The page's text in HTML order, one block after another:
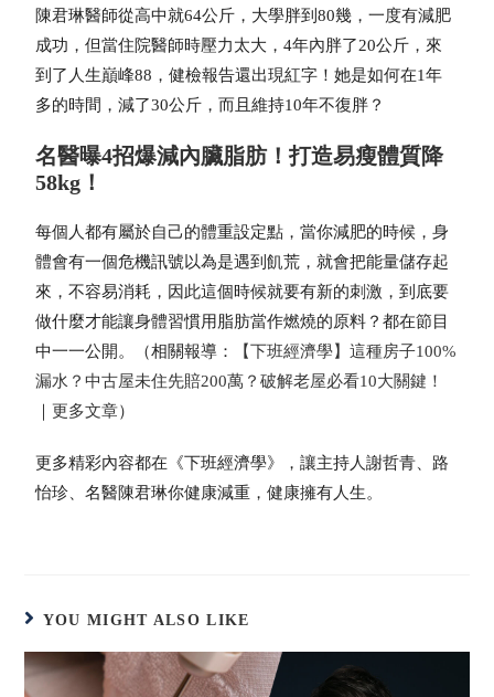
陳君琳醫師從高中就64公斤，大學胖到80幾，一度有減肥
成功，但當住院醫師時壓力太大，4年內胖了20公斤，來
到了人生巔峰88，健檢報告還出現紅字！她是如何在1年
多的時間，減了30公斤，而且維持10年不復胖？
名醫曝4招爆減內臟脂肪！打造易瘦體質降
58kg！
每個人都有屬於自己的體重設定點，當你減肥的時候，身
體會有一個危機訊號以為是遇到飢荒，就會把能量儲存起
來，不容易消耗，因此這個時候就要有新的刺激，到底要
做什麼才能讓身體習慣用脂肪當作燃燒的原料？都在節目
中一一公開。
（相關報導：
【下班經濟學】這種房子100%
漏水？中古屋未住先賠200萬？破解老屋必看10大關鍵！
｜更多文章）
更多精彩內容都在《下班經濟學》，讓主持人謝哲青、路
怡珍、名醫陳君琳你健康減重，健康擁有人生。
YOU MIGHT ALSO LIKE